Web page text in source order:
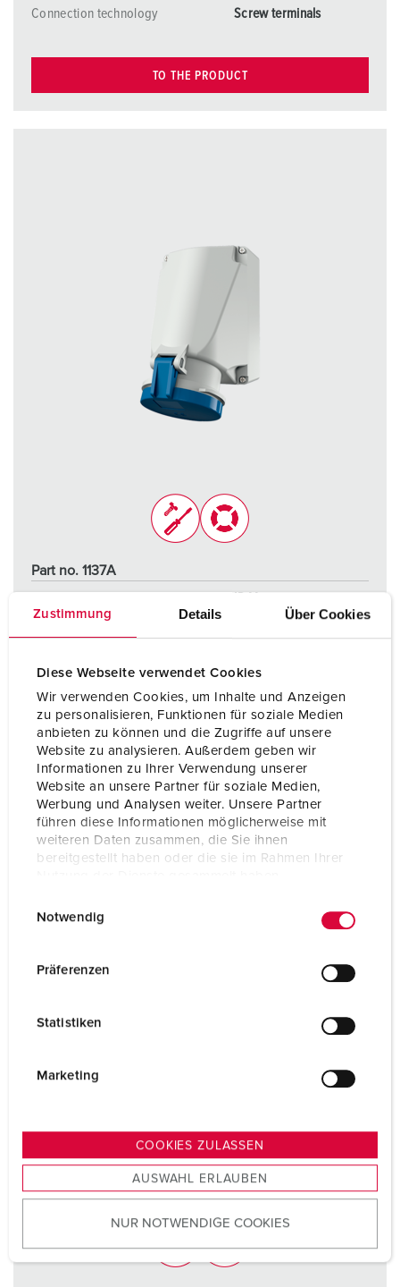
Zustimmung Details Über Cookies
Diese Webseite verwendet Cookies
Wir verwenden Cookies, um Inhalte und Anzeigen
zu personalisieren, Funktionen für soziale Medien
anbieten zu können und die Zugriffe auf unsere
Website zu analysieren. Außerdem geben wir
Informationen zu Ihrer Verwendung unserer
Website an unsere Partner für soziale Medien,
Werbung und Analysen weiter. Unsere Partner
führen diese Informationen möglicherweise mit
weiteren Daten zusammen, die Sie ihnen
bereitgestellt haben oder die sie im Rahmen Ihrer
s
u
w
Notwendig
Präferenzen
Statistiken
Marketing
COOKIES ZULASSEN
AUSWAHL ERLAUBEN
NUR NOTWENDIGE COOKIES
Connection technology Screw terminals
TO THE PRODUCT
Part no. 1137A
Poles 3 p
Voltage 230 V
Connection technology Screw terminals
TO THE PRODUCT